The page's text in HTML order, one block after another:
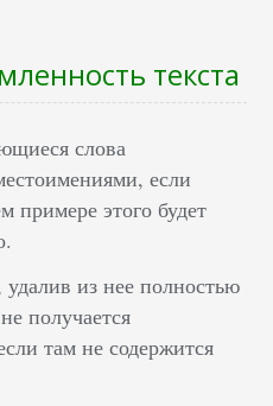
текста
слова
если
этого будет
удалив из нее полностью
получается
там не содержится